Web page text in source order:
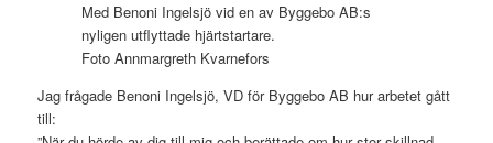
Med Benoni Ingelsjö vid en av Byggebo AB:s
nyligen utflyttade hjärtstartare.
Foto Annmargreth Kvarnefors
Jag frågade Benoni Ingelsjö, VD för Byggebo AB hur arbetet gått
till: